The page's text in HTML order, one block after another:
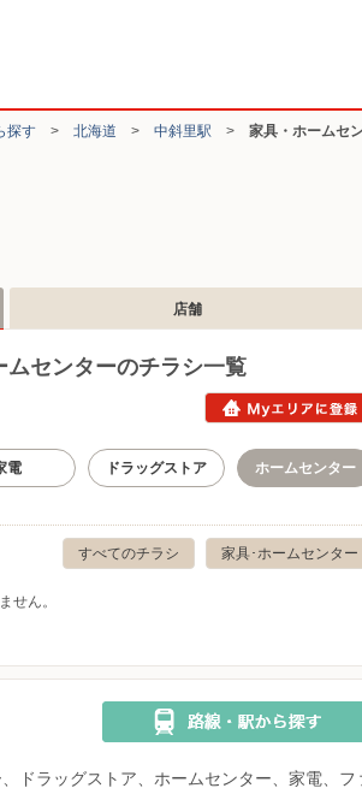
探す > 北海道 > 中斜里駅 > 家具・ホームセ
店舗
センターのチラシ一覧
電 ドラッグストア ホームセンター
家具･ホームセンター
すべてのチラシ
せん。
ドラッグストア、ホームセンター、家電、フ